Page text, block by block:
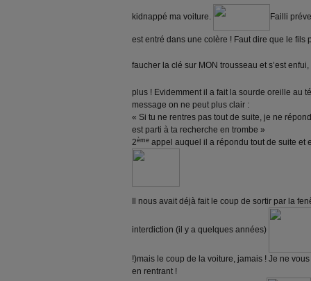
kidnappé ma voiture. Failli
est entré dans une colère ! Faut dire que le fils
faucher la clé sur MON trousseau et s’est enfui,
plus ! Evidemment il a fait la sourde oreille au
message on ne peut plus clair :
« Si tu ne rentres pas tout de suite, je ne
est parti à ta recherche en trombe »
2ème appel auquel il a répondu tout de suite et
Il nous avait déjà fait le coup de sortir par la
interdiction (il y a quelques années)
!)mais le coup de la voiture, jamais ! Je ne
en rentrant !